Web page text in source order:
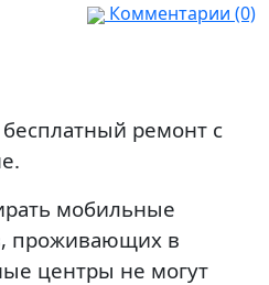
Комментарии (0)
ремонт с
мобильные
проживающих в
центры не могут